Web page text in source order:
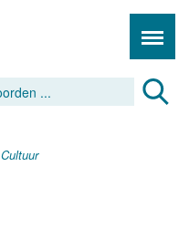
Cultuur